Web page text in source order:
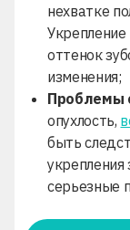
нехватке
оттенок
изменения;
Проблемы
опухлость,
быть
серьезные